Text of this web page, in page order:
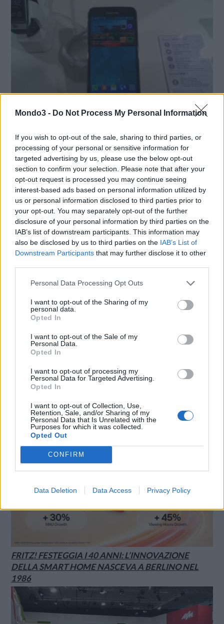
Mondo3 - Do Not Process My Personal Information
If you wish to opt-out of the sale, sharing to third parties, or
processing of your personal or sensitive information for
targeted advertising by us, please use the below opt-out
section to confirm your selection. Please note that after your
opt-out request is processed you may continue seeing
interest-based ads based on personal information utilized by
us or personal information disclosed to third parties prior to
your opt-out. You may separately opt-out of the further
disclosure of your personal information by third parties on the
IAB’s list of downstream participants. This information may
also be disclosed by us to third parties on the IAB’s List of
Downstream Participants that may further disclose it to other
Personal Data Processing Opt Outs
I want to opt-out of the Sharing of my
personal data.
Opted In
I want to opt-out of the Sale of my
Personal Data.
Opted In
I want to opt-out of processing my
Personal Data for Targeted Advertising.
Opted In
I want to opt-out of Collection, Use,
Retention, Sale, and/or Sharing of my
Personal Data that Is Unrelated with the
Purposes for which it was collected.
Opted Out
CONFIRM
Data Deletion Data Access Privacy Policy
VIEW POST
VECCHI CLIENTI. ANCHE CON IL GALAXY S5
Al via oggi due nuove promozioni Wind, dedicate – udite udite! –
ai clienti più fedeli del gestore arancione. Le offerte, infatti, sono
riservate a chi ha una SIM ricaricabile attiva da almeno 1 anno e
abbia attivato un’offerta della …
LE MIGLIORI OFFERTE AMAZON
SMARTPHONE E NON SOLO: TECNOGAZZETTA
LG CHANNELS SUPERA I 5.000 CANALI A LIVELLO
GLOBALE E ARRIVA A 37 PAESI CON IL LANCIO IN
POLONIA
FRITZ! FESTEGGIA I 40 ANNI: L’INNOVAZIONE
DELLA SMART HOME NASCEVA A BERLINO NEL
1986